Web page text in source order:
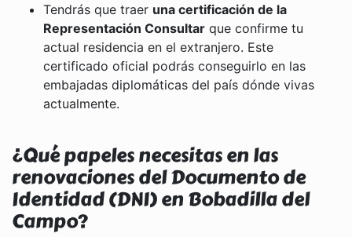
Tendrás que traer una certificación de la
Representación Consultar que confirme tu
actual residencia en el extranjero. Este
certificado oficial podrás conseguirlo en las
embajadas diplomáticas del país dónde vivas
actualmente.
¿Qué papeles necesitas en las
renovaciones del Documento de
Identidad (DNI) en Bobadilla del
Campo?